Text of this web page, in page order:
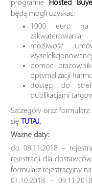
programie Hosted
będą mogli uzyskać:
1000 euro na
zakwaterowania,
możliwość
pomoc
optymalizacji
dostęp do
publikacjami
Szczegóły oraz
się TUTAJ.
Ważne daty:
do 08.11.2018 –
rejestracji dla
formularz rejestracyjny
01.10.2018 –